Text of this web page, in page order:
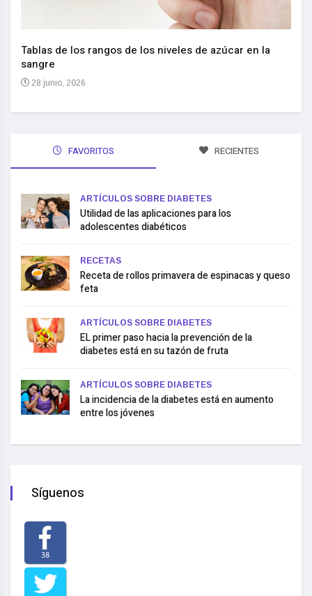
Tablas de los rangos de los niveles de azúcar en la
sangre
28 junio, 2026
FAVORITOS RECIENTES
ARTÍCULOS SOBRE DIABETES
Utilidad de las aplicaciones para los
adolescentes diabéticos
RECETAS
Receta de rollos primavera de espinacas y queso
feta
ARTÍCULOS SOBRE DIABETES
EL primer paso hacia la prevención de la
diabetes está en su tazón de fruta
ARTÍCULOS SOBRE DIABETES
La incidencia de la diabetes está en aumento
entre los jóvenes
Síguenos
38